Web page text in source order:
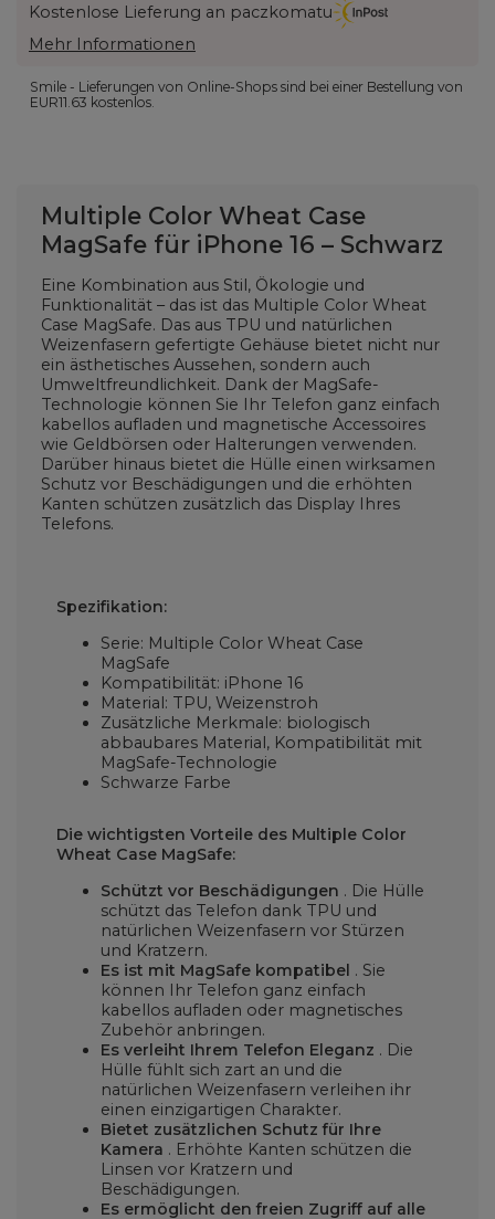
Kostenlose Lieferung an paczkomatu
Mehr Informationen
Smile - Lieferungen von Online-Shops sind bei einer Bestellung von
EUR11.63 kostenlos.
Multiple Color Wheat Case
MagSafe für iPhone 16 – Schwarz
Eine Kombination aus Stil, Ökologie und
Funktionalität – das ist das Multiple Color Wheat
Case MagSafe. Das aus TPU und natürlichen
Weizenfasern gefertigte Gehäuse bietet nicht nur
ein ästhetisches Aussehen, sondern auch
Umweltfreundlichkeit. Dank der MagSafe-
Technologie können Sie Ihr Telefon ganz einfach
kabellos aufladen und magnetische Accessoires
wie Geldbörsen oder Halterungen verwenden.
Darüber hinaus bietet die Hülle einen wirksamen
Schutz vor Beschädigungen und die erhöhten
Kanten schützen zusätzlich das Display Ihres
Telefons.
Spezifikation:
Serie: Multiple Color Wheat Case
MagSafe
Kompatibilität: iPhone 16
Material: TPU, Weizenstroh
Zusätzliche Merkmale: biologisch
abbaubares Material, Kompatibilität mit
MagSafe-Technologie
Schwarze Farbe
Die wichtigsten Vorteile des Multiple Color
Wheat Case MagSafe:
Schützt vor Beschädigungen . Die Hülle
schützt das Telefon dank TPU und
natürlichen Weizenfasern vor Stürzen
und Kratzern.
Es ist mit MagSafe kompatibel . Sie
können Ihr Telefon ganz einfach
kabellos aufladen oder magnetisches
Zubehör anbringen.
Es verleiht Ihrem Telefon Eleganz . Die
Hülle fühlt sich zart an und die
natürlichen Weizenfasern verleihen ihr
einen einzigartigen Charakter.
Bietet zusätzlichen Schutz für Ihre
Kamera . Erhöhte Kanten schützen die
Linsen vor Kratzern und
Beschädigungen.
Es ermöglicht den freien Zugriff auf alle